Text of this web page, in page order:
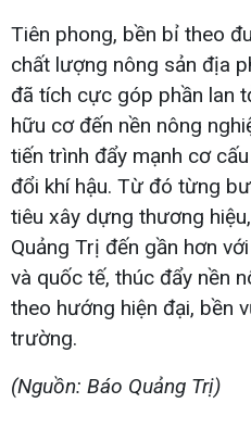
Tiên phong, bền bỉ theo
chất lượng nông sản địa
đã tích cực góp phần lan
hữu cơ đến nền nông
tiến trình đẩy mạnh cơ
đổi khí hậu. Từ đó từng
tiêu xây dựng thương
Quảng Trị đến gần hơn
và quốc tế, thúc đẩy nền
theo hướng hiện đại, bền
trường.
(Nguồn: Báo Quảng Trị)